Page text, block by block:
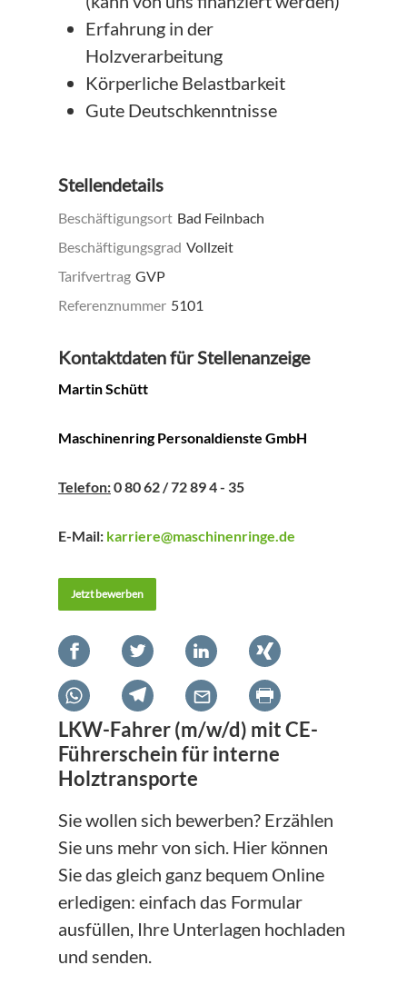
Erfahrung in der
Holzverarbeitung
Körperliche Belastbarkeit
Gute Deutschkenntnisse
Stellendetails
Beschäftigungsort Bad Feilnbach
Beschäftigungsgrad Vollzeit
Tarifvertrag GVP
Referenznummer 5101
Kontaktdaten für Stellenanzeige
Martin Schütt
Maschinenring Personaldienste GmbH
Telefon:0 80 62 / 72 89 4 - 35
E-Mail: karriere@maschinenringe.de
Jetzt bewerben
LKW-Fahrer (m/w/d) mit CE-
Führerschein für interne
Holztransporte
Sie wollen sich bewerben? Erzählen
Sie uns mehr von sich. Hier können
Sie das gleich ganz bequem Online
erledigen: einfach das Formular
ausfüllen, Ihre Unterlagen hochladen
und senden.